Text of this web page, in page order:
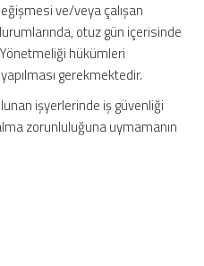
ve/veya çalışan
otuz gün içerisinde
hükümleri
gerekmektedir.
işyerlerinde iş güvenliği
zorunluluğuna uymamanın